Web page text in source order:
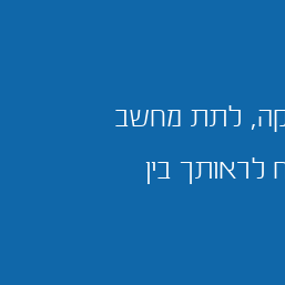
לתת מחשב
לראותך בין